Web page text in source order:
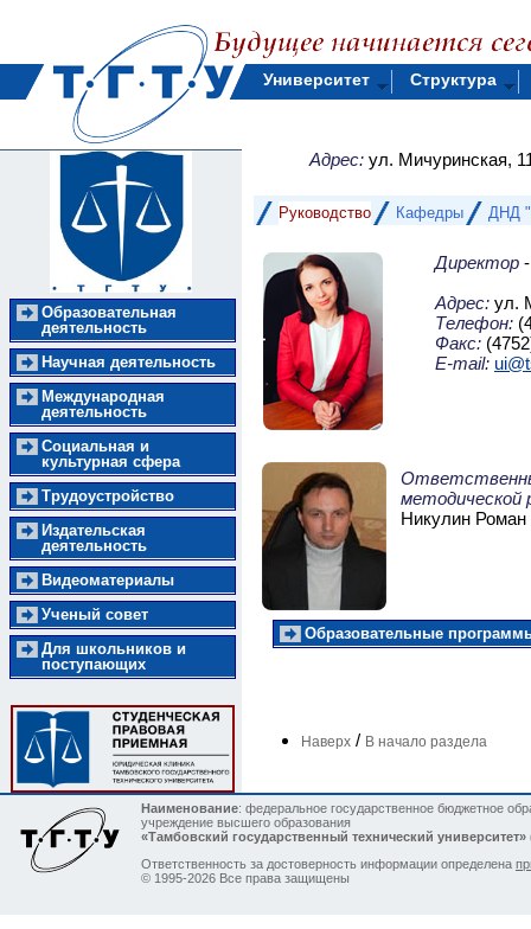
Университет Структура
Образовательная
деятельность
Научная деятельность
Международная
деятельность
Социальная и
культурная сфера
Трудоустройство
Издательская
деятельность
Видеоматериалы
Ученый совет
Для школьников и
поступающих
Адрес:ул. Мичуринская,
Руководство Кафедры ДНД
Директор
Адрес: ул.
Телефон:
Факс:
E-mail:
методической
Никулин Роман
Образовательные
Наверх / В начало раздела
Наименование: федеральное государственное бюджетное
учреждение высшего образования
«Тамбовский государственный технический
Ответственность за достоверность информации определена
© 1995-2026 Все права защищены